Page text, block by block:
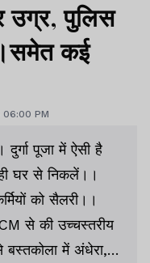
उग्र, पुलिस
कई
06:00 PM
ऐसी है
घर से निकलें।।
को सैलरी।।
से की उच्चस्तरीय
बस्तकोला में अंधेरा,